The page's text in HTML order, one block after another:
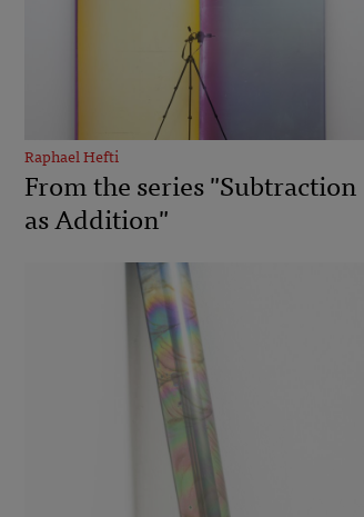
Raphael Hefti
From the series "Subtraction
as Addition"